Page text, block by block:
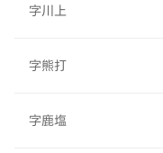
字川上
字熊打
字鹿塩